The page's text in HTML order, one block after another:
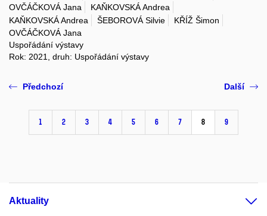
OVČÁČKOVÁ Jana
KAŇKOVSKÁ Andrea
KAŇKOVSKÁ Andrea
ŠEBOROVÁ Silvie
KŘÍŽ Šimon
OVČÁČKOVÁ Jana
Uspořádání výstavy
Rok: 2021, druh: Uspořádání výstavy
Předchozí
1 2 3 4 5 6 7 8 9
Další
Aktuality